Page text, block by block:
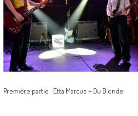
Première partie : Etta Marcus + Du Blonde